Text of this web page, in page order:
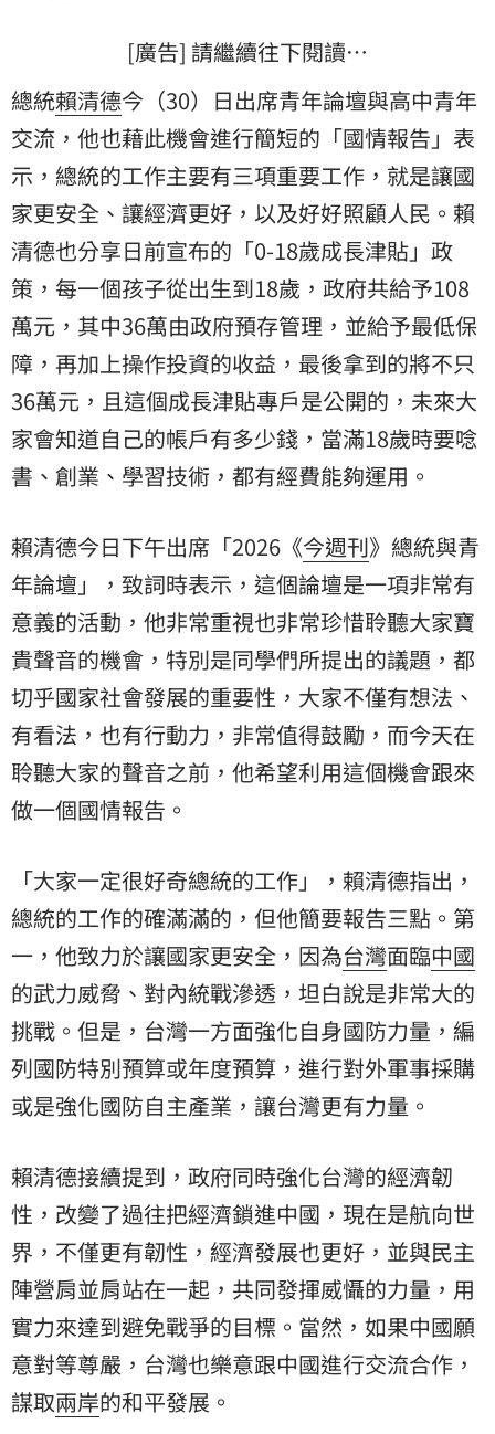
[廣告] 請繼續往下閱讀…
總統賴清德今（30）日出席青年論壇與高中青年
交流，他也藉此機會進行簡短的「國情報告」表
示，總統的工作主要有三項重要工作，就是讓國
家更安全、讓經濟更好，以及好好照顧人民。賴
清德也分享日前宣布的「0-18歲成長津貼」政
策，每一個孩子從出生到18歲，政府共給予108
萬元，其中36萬由政府預存管理，並給予最低保
障，再加上操作投資的收益，最後拿到的將不只
36萬元，且這個成長津貼專戶是公開的，未來大
家會知道自己的帳戶有多少錢，當滿18歲時要唸
書、創業、學習技術，都有經費能夠運用。
賴清德今日下午出席「2026《今週刊》總統與青
年論壇」，致詞時表示，這個論壇是一項非常有
意義的活動，他非常重視也非常珍惜聆聽大家寶
貴聲音的機會，特別是同學們所提出的議題，都
切乎國家社會發展的重要性，大家不僅有想法、
有看法，也有行動力，非常值得鼓勵，而今天在
聆聽大家的聲音之前，他希望利用這個機會跟來
做一個國情報告。
「大家一定很好奇總統的工作」，賴清德指出，
總統的工作的確滿滿的，但他簡要報告三點。第
一，他致力於讓國家更安全，因為台灣面臨中國
的武力威脅、對內統戰滲透，坦白說是非常大的
挑戰。但是，台灣一方面強化自身國防力量，編
列國防特別預算或年度預算，進行對外軍事採購
或是強化國防自主產業，讓台灣更有力量。
賴清德接續提到，政府同時強化台灣的經濟韌
性，改變了過往把經濟鎖進中國，現在是航向世
界，不僅更有韌性，經濟發展也更好，並與民主
陣營肩並肩站在一起，共同發揮威懾的力量，用
實力來達到避免戰爭的目標。當然，如果中國願
意對等尊嚴，台灣也樂意跟中國進行交流合作，
謀取兩岸的和平發展。